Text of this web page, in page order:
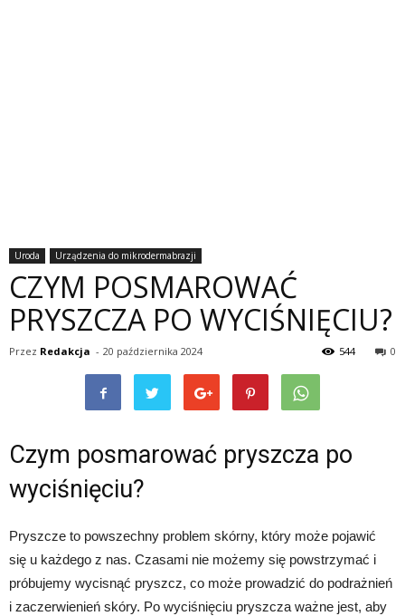
Uroda Urządzenia do mikrodermabrazji
CZYM POSMAROWAĆ
PRYSZCZA PO WYCIŚNIĘCIU?
Przez Redakcja - 20 października 2024 0
544
Czym posmarować pryszcza po
wyciśnięciu?
Pryszcze to powszechny problem skórny, który może pojawić
się u każdego z nas. Czasami nie możemy się powstrzymać i
próbujemy wycisnąć pryszcz, co może prowadzić do podrażnień
i zaczerwienień skóry. Po wyciśnięciu pryszcza ważne jest, aby